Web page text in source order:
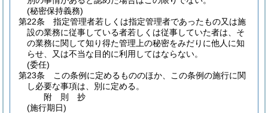
(秘密保持義務)
第22条
指定管理者若しくは指定管理者であったもの又は施
設の業務に従事している者若しくは従事していた者は、そ
の業務に関して知り得た管理上の秘密をみだりに他人に知
らせ、又は不当な目的に利用してはならない。
(委任)
第23条
この条例に定めるもののほか、この条例の施行に関
し必要な事項は、別に定める。
附 則
抄
(施行期日)